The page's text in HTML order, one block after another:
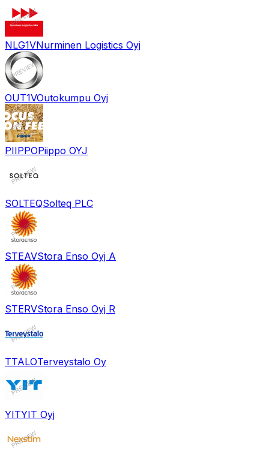
NLG1VNurminen Logistics Oyj
OUT1VOutokumpu Oyj
PIIPPOPiippo OYJ
SOLTEQSolteq PLC
STEAVStora Enso Oyj A
STERVStora Enso Oyj R
TTALOTerveystalo Oy
YITYIT Oyj